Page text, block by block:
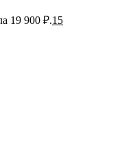
19 900 ₽.15